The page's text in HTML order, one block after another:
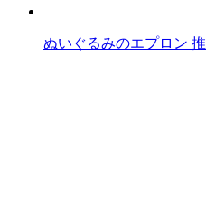
ぬいぐるみのエプロン